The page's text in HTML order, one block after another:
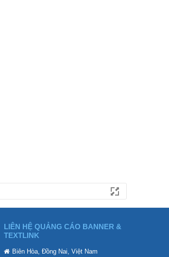
LIÊN HỆ QUẢNG CÁO BANNER &
TEXTLINK
Biên Hòa, Đồng Nai, Việt Nam